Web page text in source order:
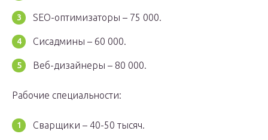
SEO-оптимизаторы – 75 000.
Сисадмины – 60 000.
Веб-дизайнеры – 80 000.
Рабочие специальности:
Сварщики – 40-50 тысяч.